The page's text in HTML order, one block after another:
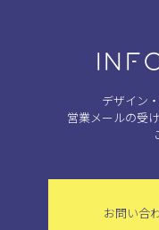
デザイン
営業メールの受
お問い合